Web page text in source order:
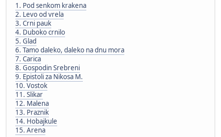
1. Pod senkom krakena
2. Levo od vrela
3. Crni pauk
4. Duboko crnilo
5. Glad
6. Tamo daleko, daleko na dnu mora
7. Carica
8. Gospodin Srebreni
9. Epistoli za Nikosa M.
10. Vostok
11. Slikar
12. Malena
13. Praznik
14. Hobajkule
15. Arena